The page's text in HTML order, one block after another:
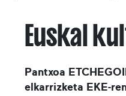
Euskal
Pantxoa
elkarrizketa EKE-